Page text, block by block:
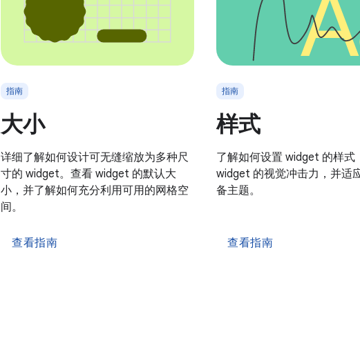
指南
大小
详细了解如何设计可无缝缩放为多种尺
寸的 widget。查看 widget 的默认大
小，并了解如何充分利用可用的网格空
间。
查看指南
指南
样式
了解如何设置 widget 的样式
widget 的视觉冲击力，并适
备主题。
查看指南